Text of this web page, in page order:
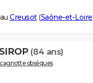
Creusot(Saône-et-Loire
(84 ans)
obsèques